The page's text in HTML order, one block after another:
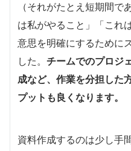
（それがたとえ短期間
は私がやること」「これ
意思を明確にするために
した。 チームでのプロジ
成など、作業を分担した
プットも良くなります。
資料作成するのは少し手